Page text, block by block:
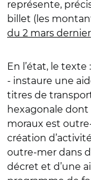
représente,
billet (les
du 2 mars dernier
En l’état, le texte :
- instaure une
titres de
hexagonale
moraux est
création
outre-mer dans
décret et d’une